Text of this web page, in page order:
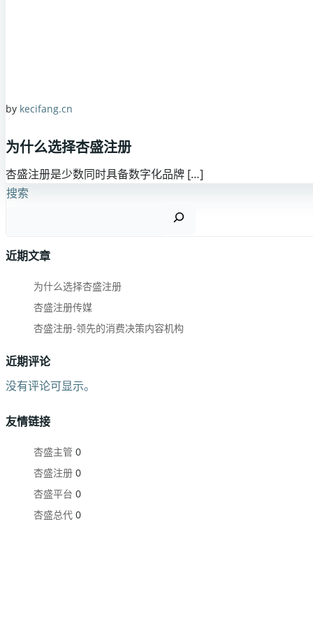
by kecifang.cn
为什么选择杏盛注册
杏盛注册是少数同时具备数字化品牌 […]
搜索
近期文章
为什么选择杏盛注册
杏盛注册传媒
杏盛注册-领先的消费决策内容机构
近期评论
没有评论可显示。
友情链接
杏盛主管 0
杏盛注册 0
杏盛平台 0
杏盛总代 0